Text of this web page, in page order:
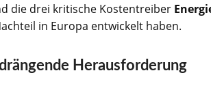
die drei kritische Kostentreiber
in Europa entwickelt haben.
Herausforderung